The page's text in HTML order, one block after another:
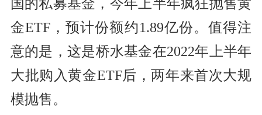
国的私募基金，今年上半年疯狂抛售黄
金ETF，预计份额约1.89亿份。值得注
意的是，这是桥水基金在2022年上半年
大批购入黄金ETF后，两年来首次大规
模抛售。